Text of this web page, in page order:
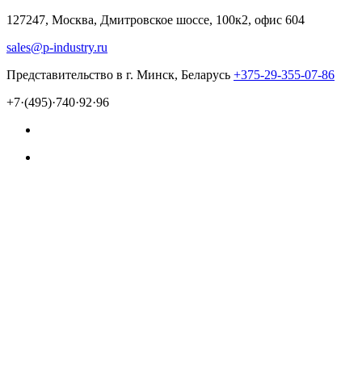
127247, Москва, Дмитровское шоссе, 100к2, офис 604
sales@p-industry.ru
Представительство в г. Минск, Беларусь +375-29-355-07-86
+7·(495)·740·92·96